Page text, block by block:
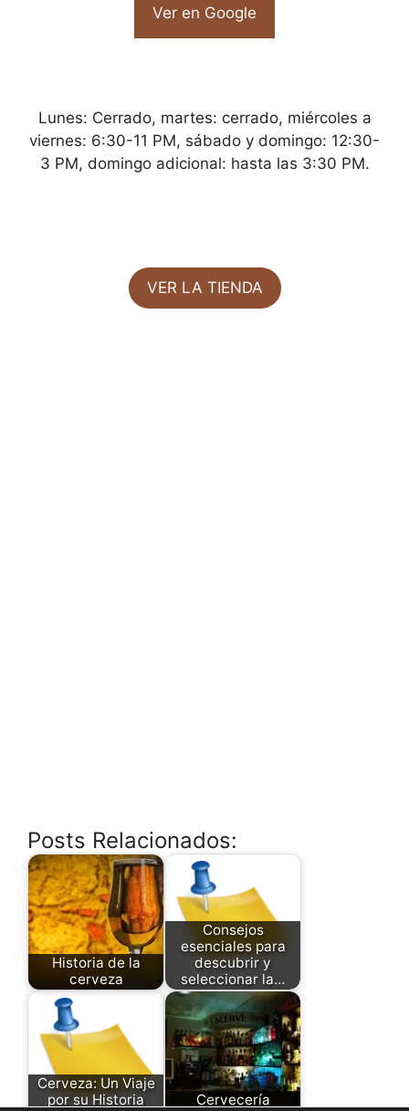
Ver en Google
Lunes: Cerrado, martes: cerrado, miércoles a
viernes: 6:30-11 PM, sábado y domingo: 12:30-
3 PM, domingo adicional: hasta las 3:30 PM.
VER LA TIENDA
Posts Relacionados:
Historia de la
cerveza
Consejos
esenciales para
descubrir y
seleccionar la…
Cerveza: Un Viaje
por su Historia
Cervecería